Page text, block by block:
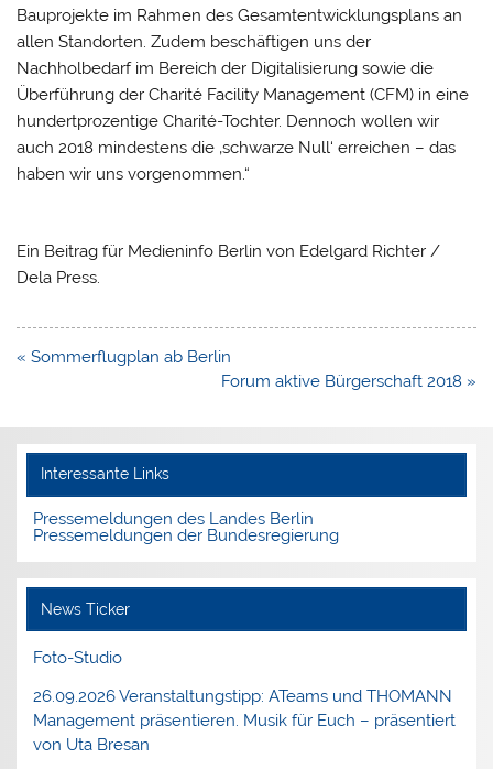
Bauprojekte im Rahmen des Gesamtentwicklungsplans an
allen Standorten. Zudem beschäftigen uns der
Nachholbedarf im Bereich der Digitalisierung sowie die
Überführung der Charité Facility Management (CFM) in eine
hundertprozentige Charité-Tochter. Dennoch wollen wir
auch 2018 mindestens die ‚schwarze Null‘ erreichen – das
haben wir uns vorgenommen.“
Ein Beitrag für Medieninfo Berlin von Edelgard Richter /
Dela Press.
Beitragsnavigation
« Sommerflugplan ab Berlin
Forum aktive Bürgerschaft 2018 »
Interessante Links
Pressemeldungen des Landes Berlin
Pressemeldungen der Bundesregierung
News Ticker
Foto-Studio
26.09.2026 Veranstaltungstipp: ATeams und THOMANN
Management präsentieren. Musik für Euch – präsentiert
von Uta Bresan